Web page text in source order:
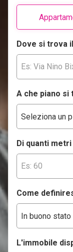
Dove si trova
A che piano si
Di quanti
Come
L'immobile